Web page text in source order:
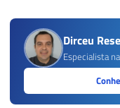
Dirceu
Especialista